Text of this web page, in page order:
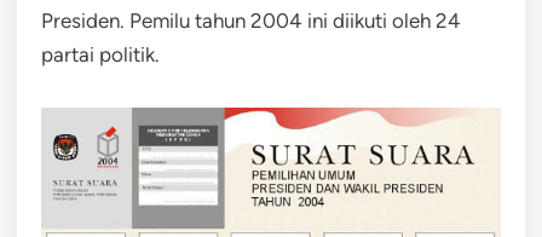
Presiden. Pemilu tahun 2004 ini diikuti oleh 24
partai politik.